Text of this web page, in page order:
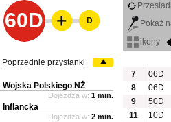
60D
Pokaż
ikony
7
06D
8
06D
9
50D
11
10D
D
Poprzednie przystanki
Wojska Polskiego NŻ
Dojeżdża w: 1 min.
Inflancka
Dojeżdża w: 2 min.